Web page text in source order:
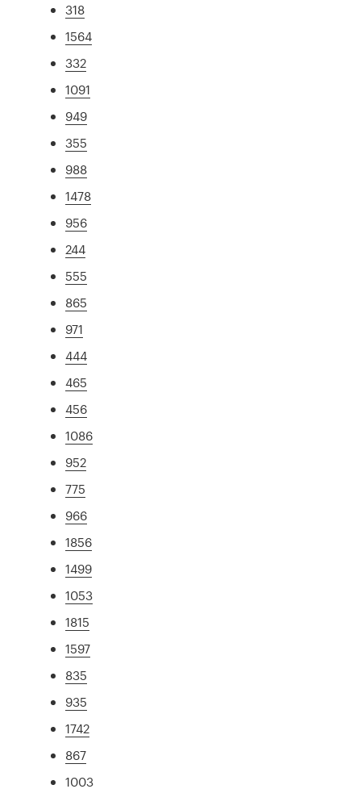
318
1564
332
1091
949
355
988
1478
956
244
555
865
971
444
465
456
1086
952
775
966
1856
1499
1053
1815
1597
835
935
1742
867
1003